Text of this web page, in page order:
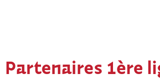
Partenaires 1ère